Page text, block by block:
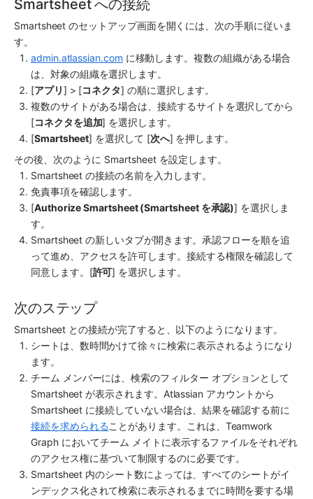
Smartsheet への接続
Smartsheet のセットアップ画面を開くには、次の手順に従いま
す。
admin.atlassian.com に移動します。複数の組織がある場合
は、対象の組織を選択します。
[アプリ] > [コネクタ] の順に選択します。
複数のサイトがある場合は、接続するサイトを選択してから
[コネクタを追加] を選択します。
[Smartsheet] を選択して [次へ] を押します。
その後、次のように Smartsheet を設定します。
Smartsheet の接続の名前を入力します。
免責事項を確認します。
[Authorize Smartsheet (Smartsheet を承認)] を選択しま
す。
Smartsheet の新しいタブが開きます。承認フローを順を追
って進め、アクセスを許可します。接続する権限を確認して
同意します。[許可] を選択します。
次のステップ
Smartsheet との接続が完了すると、以下のようになります。
シートは、数時間かけて徐々に検索に表示されるようになり
ます。
チーム メンバーには、検索のフィルター オプションとして
Smartsheet が表示されます。Atlassian アカウントから
Smartsheet に接続していない場合は、結果を確認する前に
接続を求められることがあります。これは、Teamwork
Graph においてチーム メイトに表示するファイルをそれぞれ
のアクセス権に基づいて制限するのに必要です。
Smartsheet 内のシート数によっては、すべてのシートがイ
ンデックス化されて検索に表示されるまでに時間を要する場